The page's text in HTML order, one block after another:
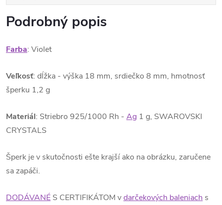
Podrobný popis
Farba: Violet
Veľkosť: dĺžka - výška 18 mm, srdiečko 8 mm, hmotnosť
šperku 1,2 g
Materiál: Striebro 925/1000 Rh - Ag 1 g, SWAROVSKI
CRYSTALS
Šperk je v skutočnosti ešte krajší ako na obrázku, zaručene
sa zapáči.
DODÁVANÉ S CERTIFIKÁTOM vdarčekových baleniach s